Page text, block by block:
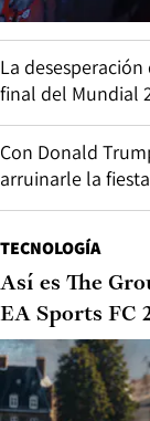
La
final del Mundial
Con Donald
arruinarle la
TECNOLOGÍA
Así es The
EA Sports FC